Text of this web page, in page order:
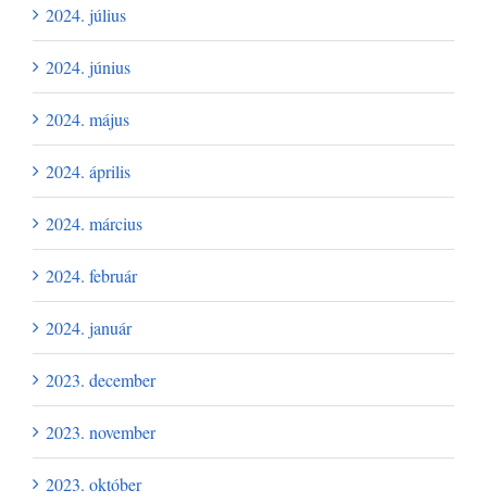
2024. július
2024. június
2024. május
2024. április
2024. március
2024. február
2024. január
2023. december
2023. november
2023. október